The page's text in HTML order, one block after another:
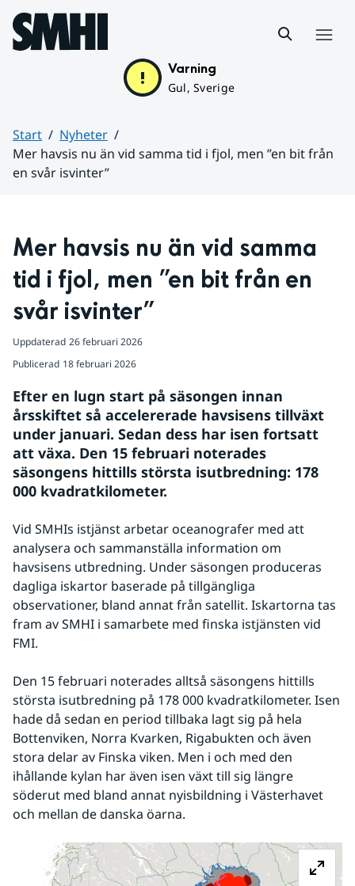
Hoppa till sidans innehåll
Varning
Gul, Sverige
Start
Nyheter
Mer havsis nu än vid samma tid i fjol, men ”en bit från
en svår isvinter”
Mer havsis nu än vid samma
tid i fjol, men ”en bit från en
svår isvinter”
Uppdaterad 26 februari 2026
Publicerad 18 februari 2026
Efter en lugn start på säsongen innan
årsskiftet så accelererade havsisens tillväxt
under januari. Sedan dess har isen fortsatt
att växa. Den 15 februari noterades
säsongens hittills största isutbredning: 178
000 kvadratkilometer.
Vid SMHIs istjänst arbetar oceanografer med att
analysera och sammanställa information om
havsisens utbredning. Under säsongen produceras
dagliga iskartor baserade på tillgängliga
observationer, bland annat från satellit. Iskartorna tas
fram av SMHI i samarbete med finska istjänsten vid
FMI.
Den 15 februari noterades alltså säsongens hittills
största isutbredning på 178 000 kvadratkilometer. Isen
hade då sedan en period tillbaka lagt sig på hela
Bottenviken, Norra Kvarken, Rigabukten och även
stora delar av Finska viken. Men i och med den
ihållande kylan har även isen växt till sig längre
söderut med bland annat nyisbildning i Västerhavet
och mellan de danska öarna.